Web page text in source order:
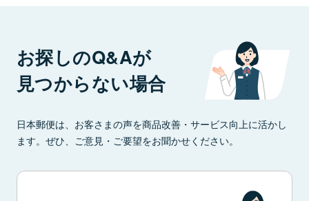
お探しのQ&Aが
見つからない場合
日本郵便は、お客さまの声を商品改善・サービス向上に活かし
ます。ぜひ、ご意見・ご要望をお聞かせください。